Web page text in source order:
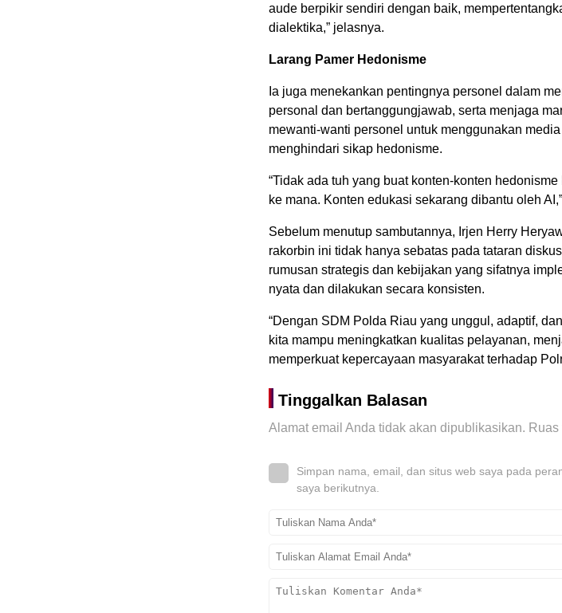
aude berpikir sendiri dengan baik,
dialektika,” jelasnya.
Larang Pamer Hedonisme
Ia juga menekankan pentingnya personel dalam
personal dan bertanggungjawab, serta menjaga
mewanti-wanti personel untuk menggunakan
menghindari sikap hedonisme.
“Tidak ada tuh yang buat konten-konten
ke mana. Konten edukasi sekarang dibantu oleh
Sebelum menutup sambutannya, Irjen Herry
rakorbin ini tidak hanya sebatas pada tataran
rumusan strategis dan kebijakan yang sifatnya
nyata dan dilakukan secara konsisten.
“Dengan SDM Polda Riau yang unggul, adaptif,
kita mampu meningkatkan kualitas pelayanan,
memperkuat kepercayaan masyarakat terhadap
Tinggalkan Balasan
Alamat email Anda tidak akan dipublikasikan.
Simpan nama, email, dan situs web saya pada
saya berikutnya.